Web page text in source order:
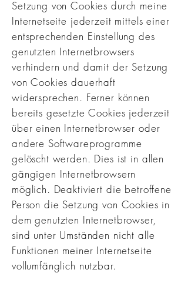
Setzung von Cookies durch meine
Internetseite jederzeit mittels einer
entsprechenden Einstellung des
genutzten Internetbrowsers
verhindern und damit der Setzung
von Cookies dauerhaft
widersprechen. Ferner können
bereits gesetzte Cookies jederzeit
über einen Internetbrowser oder
andere Softwareprogramme
gelöscht werden. Dies ist in allen
gängigen Internetbrowsern
möglich. Deaktiviert die betroffene
Person die Setzung von Cookies in
dem genutzten Internetbrowser,
sind unter Umständen nicht alle
Funktionen meiner Internetseite
vollumfänglich nutzbar.